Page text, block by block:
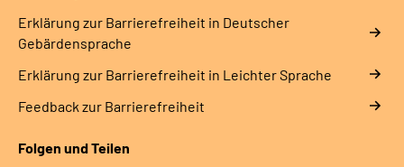
Erklärung zur Barrierefreiheit in Deutscher
Gebärdensprache
Erklärung zur Barrierefreiheit in Leichter Sprache
Feedback zur Barrierefreiheit
Folgen und Teilen